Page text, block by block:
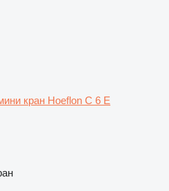
кран Hoeflon C 6 E